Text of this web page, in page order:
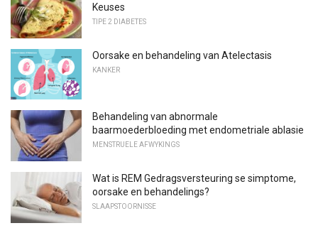
Keuses
TIPE 2 DIABETES
Oorsake en behandeling van Atelectasis
KANKER
Behandeling van abnormale
baarmoederbloeding met endometriale ablasie
MENSTRUELE AFWYKINGS
Wat is REM Gedragsversteuring se simptome,
oorsake en behandelings?
SLAAPSTOORNISSE